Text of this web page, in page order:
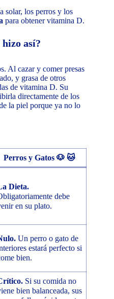
solar, los perros y los
para obtener vitamina D.
así?
Al cazar y comer presas
y grasa de otros
de vitamina D. Su
directamente de los
la piel porque ya no lo
Perros y Gatos 🐶 🐱
Dieta.
debe
en su plato.
Un perro o gato de
estará perfecto si
bien.
Si su comida no
bien balanceada, sus